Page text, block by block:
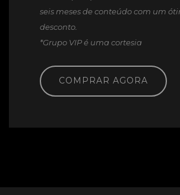
seis meses de conteúdo com um
desconto.
*Grupo VIP é uma cortesia
COMPRAR AGORA